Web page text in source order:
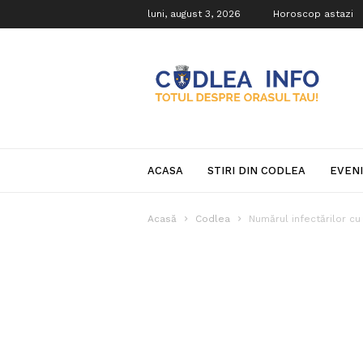
luni, august 3, 2026 Horoscop astazi
Info
ACASA STIRI DIN CODLEA
Acasă Codlea Numărul infectărilor